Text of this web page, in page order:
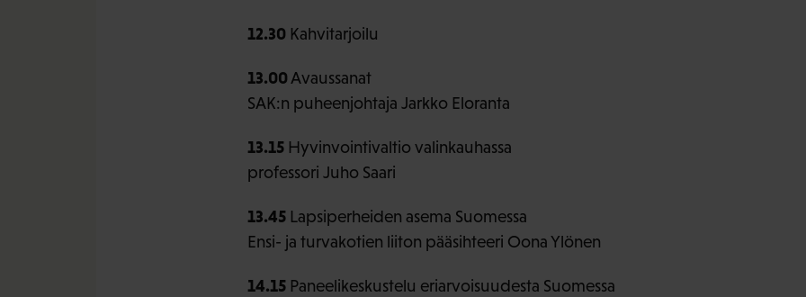
12.30 Kahvitarjoilu
13.00 Avaussanat
SAK:n puheenjohtaja Jarkko Eloranta
13.15Hyvinvointivaltio valinkauhassa
professori Juho Saari
13.45Lapsiperheiden asema Suomessa
Ensi- ja turvakotien liiton pääsihteeri Oona Ylönen
14.15Paneelikeskustelu eriarvoisuudesta Suomessa